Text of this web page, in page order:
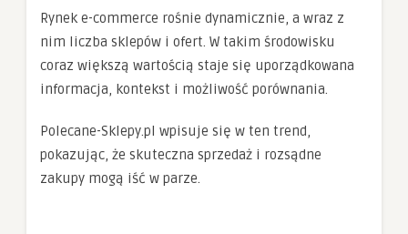
Rynek e-commerce rośnie dynamicznie, a wraz z
nim liczba sklepów i ofert. W takim środowisku
coraz większą wartością staje się uporządkowana
informacja, kontekst i możliwość porównania.
Polecane-Sklepy.pl wpisuje się w ten trend,
pokazując, że skuteczna sprzedaż i rozsądne
zakupy mogą iść w parze.